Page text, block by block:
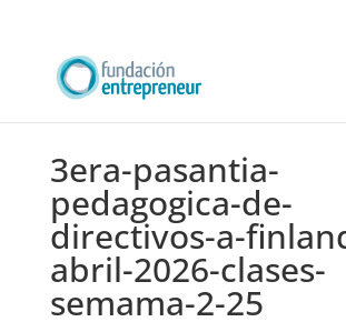
3era-pasantia-
pedagogica-de-
directivos-a-
abril-2026-clases-
semama-2-25